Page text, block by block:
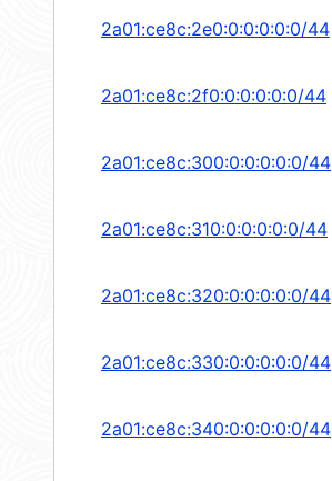
2a01:ce8c:2e0:0:0:0:0:0/44
2a01:ce8c:2f0:0:0:0:0:0/44
2a01:ce8c:300:0:0:0:0:0/44
2a01:ce8c:310:0:0:0:0:0/44
2a01:ce8c:320:0:0:0:0:0/44
2a01:ce8c:330:0:0:0:0:0/44
2a01:ce8c:340:0:0:0:0:0/44